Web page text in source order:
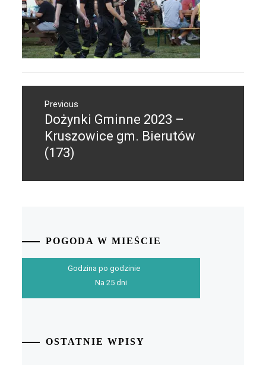
wpisuPrevious
Previous
post:
Dożynki Gminne 2023 –
Kruszowice gm. Bierutów
(173)
POGODA W MIEŚCIE
Godzina po godzinie
Na 25 dni
OSTATNIE WPISY